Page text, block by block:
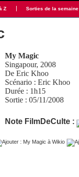
Z Sorties de la semaine
My Magic
Singapour, 2008
DeEric Khoo
Scénario :Eric Khoo
Durée : 1h15
Sortie : 05/11/2008
Note FilmDeCulte :